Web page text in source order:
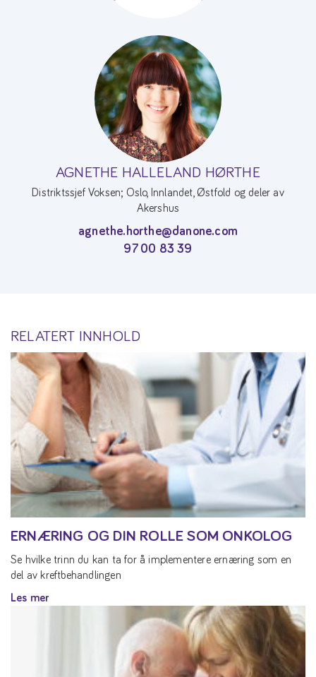
AGNETHE HALLELAND HØRTHE
Distriktssjef Voksen; Oslo, Innlandet, Østfold og deler av
Akershus
agnethe.horthe@danone.com
97 00 83 39
RELATERT INNHOLD
ERNÆRING OG DIN ROLLE SOM ONKOLOG
Se hvilke trinn du kan ta for å implementere ernæring som en
del av kreftbehandlingen
Les mer